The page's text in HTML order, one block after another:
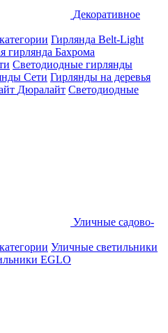
Декоративное
Гирлянда Belt-Light
гирлянда Бахрома
Светодиодные гирлянды
Сети Гирлянды на деревья
Дюралайт Светодиодные
Уличные садово-
Уличные светильники
EGLO